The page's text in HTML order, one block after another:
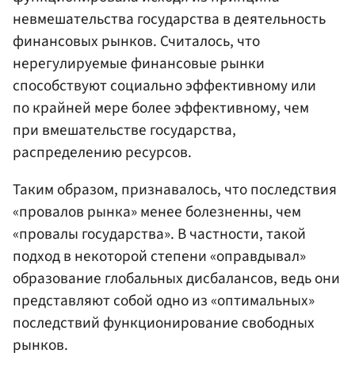
невмешательства государства в деятельность
финансовых рынков. Считалось, что
нерегулируемые финансовые рынки
способствуют социально эффективному или
по крайней мере более эффективному, чем
при вмешательстве государства,
распределению ресурсов.
Таким образом, признавалось, что последствия
«провалов рынка» менее болезненны, чем
«провалы государства». В частности, такой
подход в некоторой степени «оправдывал»
образование глобальных дисбалансов, ведь они
представляют собой одно из «оптимальных»
последствий функционирование свободных
рынков.